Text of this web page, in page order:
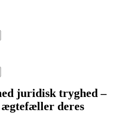
juridisk tryghed –
deres